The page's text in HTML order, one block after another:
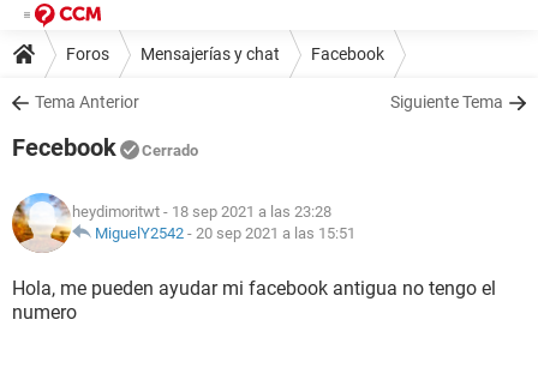
Foros Mensajerías y chat Facebook
Tema Anterior Siguiente Tema
Fecebook Cerrado
heydimoritwt - 18 sep 2021 a las 23:28
MiguelY2542 - 20 sep 2021 a las 15:51
Hola, me pueden ayudar mi facebook antigua no tengo el
numero